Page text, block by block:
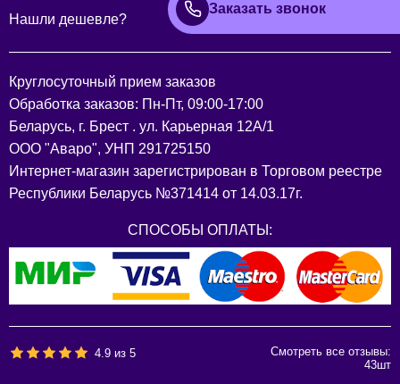
Нашли дешевле?
Заказать звонок
Круглосуточный прием заказов
Обработка заказов: Пн-Пт, 09:00-17:00
Беларусь, г. Брест . ул. Карьерная 12А/1
ООО "Аваро", УНП 291725150
Интернет-магазин зарегистрирован в Торговом реестре
Республики Беларусь №371414 от 14.03.17г.
СПОСОБЫ ОПЛАТЫ:
4.9 из5
Смотреть все отзывы:
43шт